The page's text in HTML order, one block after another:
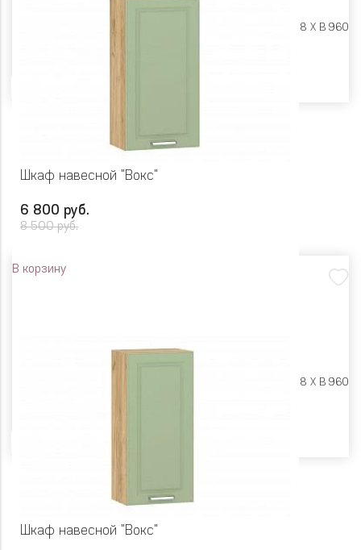
Ш 600 X Г 318 X В 960
Шкаф навесной "Вокс"
6 800 руб.
8 500 руб.
В корзину
Ш 500 X Г 318 X В 960
Шкаф навесной "Вокс"